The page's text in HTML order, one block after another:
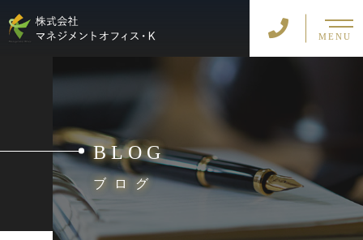
MENU
BLOG
ブログ